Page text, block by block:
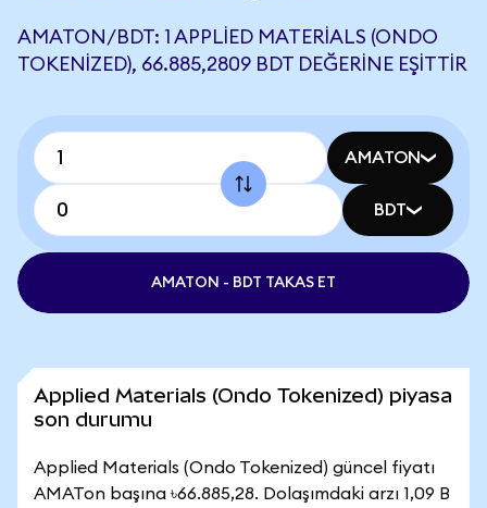
AMATON/BDT: 1 APPLIED MATERIALS (ONDO
TOKENIZED), 66.885,2809 BDT DEĞERINE EŞITTIR
AMATON
BDT
AMATON - BDT TAKAS ET
Applied Materials (Ondo Tokenized) piyasa
son durumu
Applied Materials (Ondo Tokenized) güncel fiyatı
AMATon başına ৳66.885,28. Dolaşımdaki arzı 1,09 B